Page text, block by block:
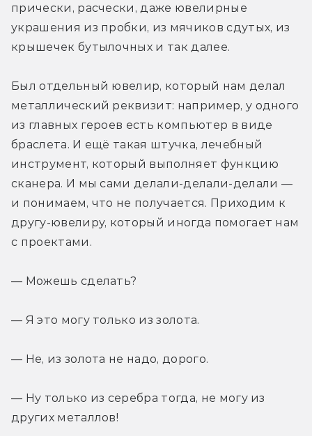
прически, расчески, даже ювелирные
украшения из пробки, из мячиков сдутых, из
крышечек бутылочных и так далее.
Был отдельный ювелир, который нам делал
металлический реквизит: например, у одного
из главных героев есть компьютер в виде
браслета. И ещё такая штучка, лечебный
инструмент, который выполняет функцию
сканера. И мы сами делали-делали-делали —
и понимаем, что не получается. Приходим к
другу-ювелиру, который иногда помогает нам
с проектами.
— Можешь сделать?
— Я это могу только из золота.
— Не, из золота не надо, дорого.
— Ну только из серебра тогда, не могу из
других металлов!